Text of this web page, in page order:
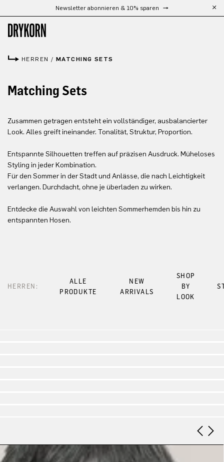
Zum Hauptinhalt springenNewsletter abonnieren & 10% sparen
HERREN / MATCHING SETS
Matching Sets
Zusammen getragen entsteht ein vollständiger, ausbalancierter
Look. Alles greift ineinander. Tonalität, Struktur, Proportion.
Entspannte Silhouetten treffen auf präzisen Ausdruck. Müheloses
Styling in jeder Kombination.
Für den Sommer in der Stadt und Anlässe, die nach Leichtigkeit
verlangen. Durchdacht, ohne je überladen zu wirken.
Entdecke die Auswahl von leichten Sommerhemden bis hin zu
entspannten Hosen.
HERREN:
ALLE
PRODUKTE
NEW
ARRIVALS
SHOP
BY
LOOK